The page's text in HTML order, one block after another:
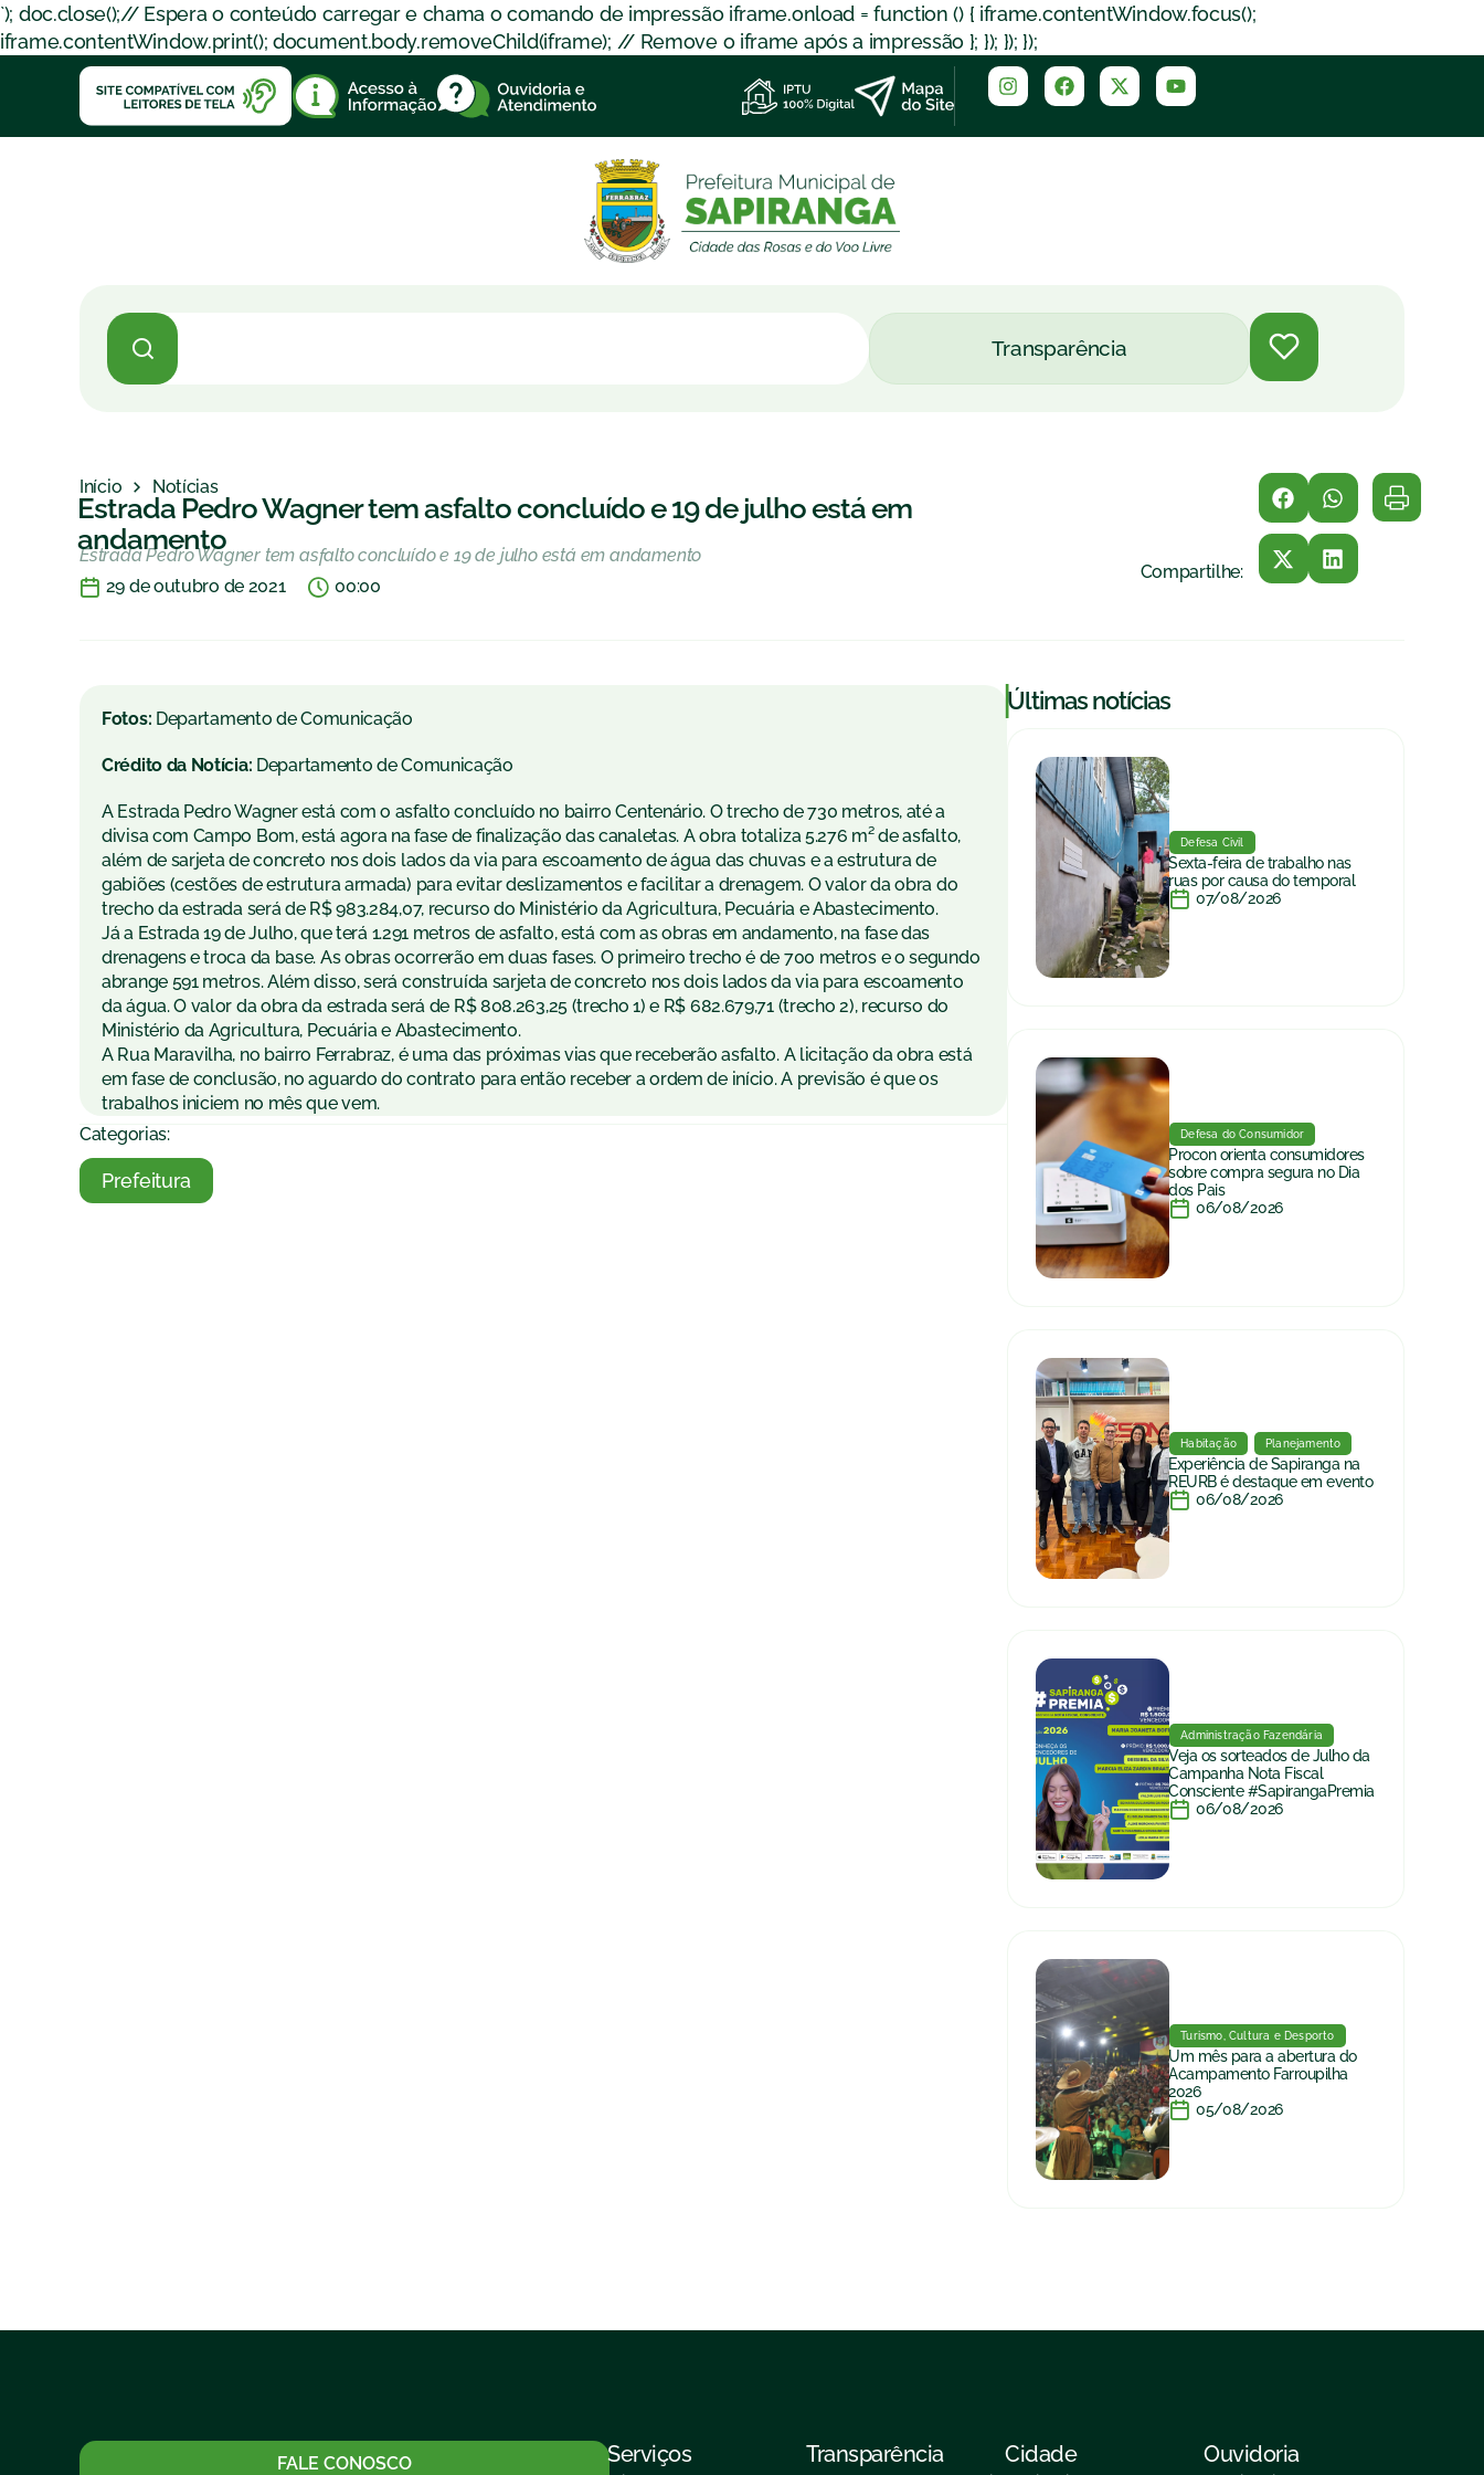
`); doc.close();// Espera o conteúdo carregar e chama o comando de impressão iframe.onload = function () { iframe.contentWindow.focus();
iframe.contentWindow.print(); document.body.removeChild(iframe); // Remove o iframe após a impressão }; }); }); });
Transparência
Início Notícias
Estrada Pedro Wagner tem asfalto concluído e 19 de julho está em
andamento
Estrada Pedro Wagner tem asfalto concluído e 19 de julho está em andamento
29 de outubro de 2021
00:00
Compartilhe:
Fotos: Departamento de Comunicação
Crédito da Notícia: Departamento de Comunicação
A Estrada Pedro Wagner está com o asfalto concluído no bairro Centenário. O trecho de 730 metros, até a
divisa com Campo Bom, está agora na fase de finalização das canaletas. A obra totaliza 5.276 m² de asfalto,
além de sarjeta de concreto nos dois lados da via para escoamento de água das chuvas e a estrutura de
gabiões (cestões de estrutura armada) para evitar deslizamentos e facilitar a drenagem. O valor da obra do
trecho da estrada será de R$ 983.284,07, recurso do Ministério da Agricultura, Pecuária e Abastecimento.
Já a Estrada19 de Julho, queterá 1.291 metros de asfalto, está com as obras em andamento, na fase das
drenagens e troca da base. As obras ocorrerão em duas fases. O primeiro trecho é de 700 metros e o segundo
abrange 591 metros. Além disso, será construída sarjeta de concreto nos dois lados da via para escoamento
da água. O valor da obra da estrada será de R$ 808.263,25 (trecho 1) e R$ 682.679,71 (trecho 2), recurso do
Ministério da Agricultura, Pecuária e Abastecimento.
A Rua Maravilha, no bairro Ferrabraz, é uma das próximas vias que receberão asfalto. A licitação da obra está
em fase de conclusão, no aguardo do contrato para então receber a ordem de início. A previsão é que os
trabalhos iniciem no mês que vem.
Categorias:
Prefeitura
|Últimas notícias
Defesa Civil
Sexta-feira de trabalho nas
ruas por causa do temporal
07/08/2026
Defesa do Consumidor
Procon orienta consumidores
sobre compra segura no Dia
dos Pais
06/08/2026
Habitação Planejamento
Experiência de Sapiranga na
REURB é destaque em evento
06/08/2026
Administração Fazendária
Veja os sorteados de Julho da
Campanha Nota Fiscal
Consciente #SapirangaPremia
06/08/2026
Turismo, Cultura e Desporto
Um mês para a abertura do
Acampamento Farroupilha
2026
05/08/2026
FALE CONOSCO Serviços Transparência Cidade Ouvidoria